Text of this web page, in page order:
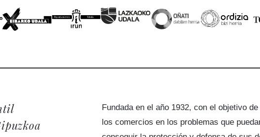
Fundada en el año 1932, con el objetivo
los comercios en los problemas que